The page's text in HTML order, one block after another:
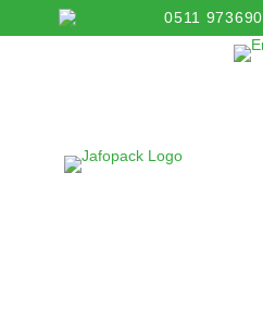
0511 973690